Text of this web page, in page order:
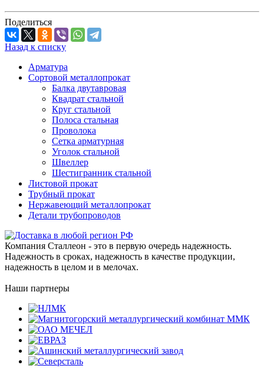
Поделиться
Назад к списку
Арматура
Сортовой металлопрокат
Балка двутавровая
Квадрат стальной
Круг стальной
Полоса стальная
Проволока
Сетка арматурная
Уголок стальной
Швеллер
Шестигранник стальной
Листовой прокат
Трубный прокат
Нержавеющий металлопрокат
Детали трубопроводов
Компания Сталлеон - это в первую очередь надежность.
Надежность в сроках, надежность в качестве продукции,
надежность в целом и в мелочах.
Наши партнеры